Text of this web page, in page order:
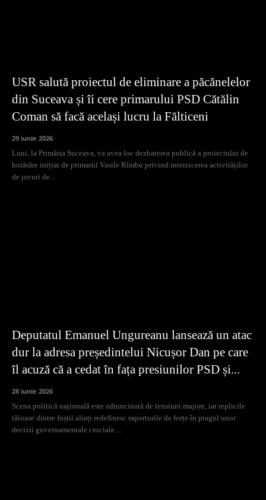
USR salută proiectul de eliminare a păcănelelor
din Suceava și îi cere primarului PSD Cătălin
Coman să facă același lucru la Fălticeni
29 iunie 2026
Luni, la Primăria Suceava, va avea loc dezbaterea publică a proiectului de
hotărâre inițiat de primarul Vasile Rîmbu privind interzicerea activităților
de jocuri de...
Deputatul Emanuel Ungureanu lansează un atac
dur la adresa președintelui Nicușor Dan pe care
îl acuză că a cedat în fața presiunilor PSD și...
28 iunie 2026
Scena politică națională este zdruncinată de tensiuni majore, iar replicile
tăioase dintre foștii aliați redefinesc raporturile de forțe în pragul unor
decizii guvernamentale cruciale....